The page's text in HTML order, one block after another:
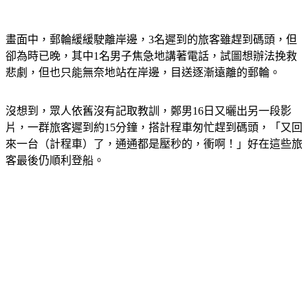
卻為時已晚，其中1名男子焦急地講著電話，試圖想辦法挽救
悲劇，但也只能無奈地站在岸邊，目送逐漸遠離的郵輪。
片，一群旅客遲到約15分鐘，搭計程車匆忙趕到碼頭，「又回
來一台（計程車）了，通通都是壓秒的，衝啊！」好在這些旅
客最後仍順利登船。